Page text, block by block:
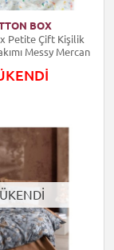
BOX
Petite Çift Kişilik
Messy Mercan